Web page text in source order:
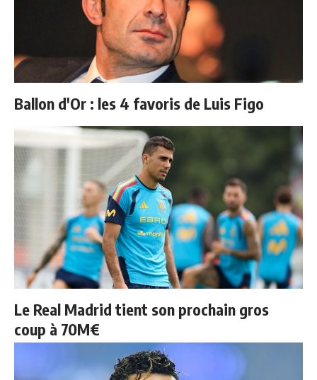
Ballon d'Or : les 4 favoris de Luis Figo
Le Real Madrid tient son prochain gros
coup à 70M€